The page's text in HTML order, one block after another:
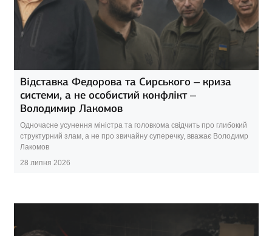
Відставка Федорова та Сирського – криза
системи, а не особистий конфлікт –
Володимир Лакомов
Одночасне усунення міністра та головкома свідчить про глибокий
структурний злам, а не про звичайну суперечку, вважає Володимр
Лакомов
28 липня 2026